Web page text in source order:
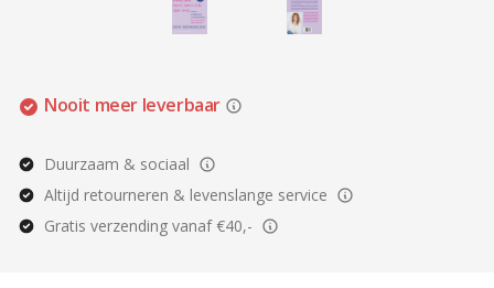
Nooit meer leverbaar
Duurzaam & sociaal
Altijd retourneren & levenslange service
Gratis verzending vanaf €40,-